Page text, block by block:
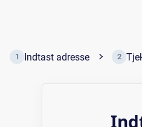
1 Indtast adresse 2